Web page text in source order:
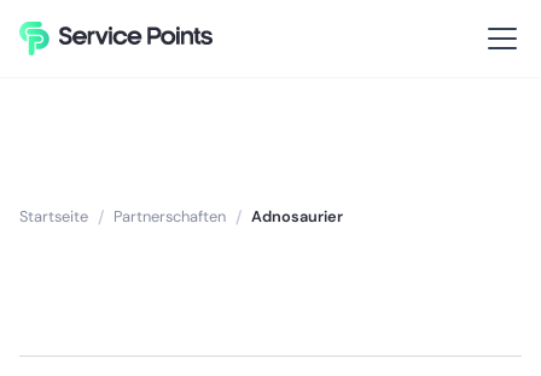
Startseite / Partnerschaften / Adnosaurier